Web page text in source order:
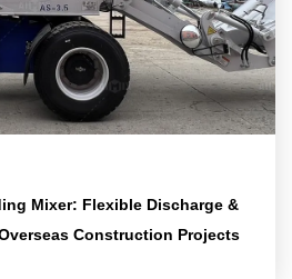
Mixer: Flexible Discharge &
Construction Projects